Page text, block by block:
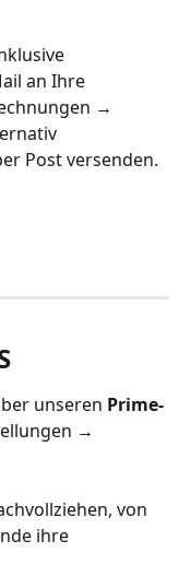
an Ihre
→
Post versenden.
unseren Prime-
→
von
ihre